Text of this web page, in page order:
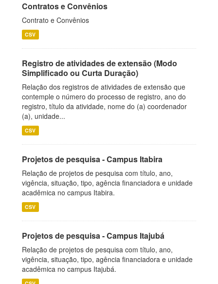
Contratos e Convênios
Contrato e Convênios
CSV
Registro de atividades de extensão (Modo
Simplificado ou Curta Duração)
Relação dos registros de atividades de extensão que
contemple o número do processo de registro, ano do
registro, título da atividade, nome do (a) coordenador
(a), unidade...
CSV
Projetos de pesquisa - Campus Itabira
Relação de projetos de pesquisa com título, ano,
vigência, situação, tipo, agência financiadora e unidade
acadêmica no campus Itabira.
CSV
Projetos de pesquisa - Campus Itajubá
Relação de projetos de pesquisa com título, ano,
vigência, situação, tipo, agência financiadora e unidade
acadêmica no campus Itajubá.